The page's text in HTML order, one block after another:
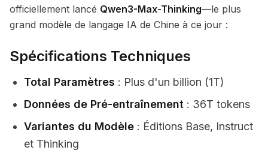
officiellement lancé Qwen3-Max-Thinking—le plus
grand modèle de langage IA de Chine à ce jour :
Spécifications Techniques
Total Paramètres : Plus d'un billion (1T)
Données de Pré-entraînement : 36T tokens
Variantes du Modèle : Éditions Base, Instruct
et Thinking